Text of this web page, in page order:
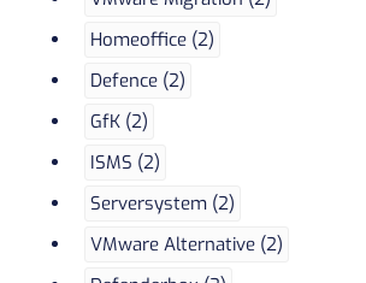
Homeoffice (2)
Defence (2)
GfK (2)
ISMS (2)
Serversystem (2)
VMware Alternative (2)